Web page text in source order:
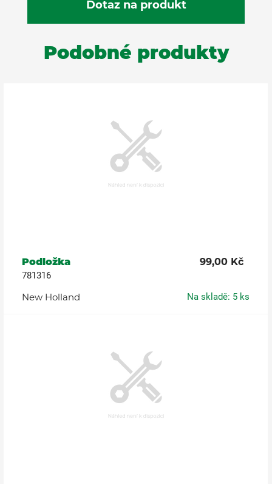
Podobné produkty
Podložka 99,00 Kč
781316
New Holland Na skladě: 5 ks